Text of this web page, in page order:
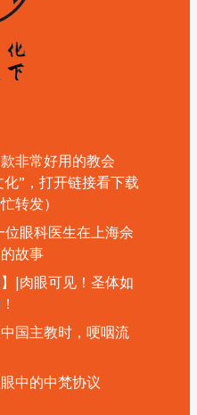
款非常好用的教会
化”，打开链接看下载
转发）
位眼科医生在上海佘
故事
】|肉眼可见！圣体如
国主教时，哽咽流
中的中梵协议